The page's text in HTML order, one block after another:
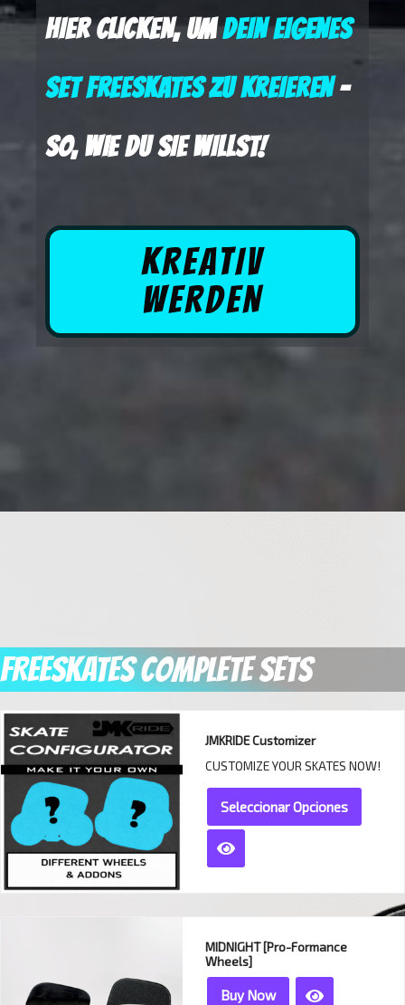
HIER CLICKEN, UMDEIN EIGENES
SET FREESKATES ZU KREIEREN–
SO, WIE DU SIE WILLST!
KREATIV
WERDEN
FREESKATES COMPLETE SETS
JMKRIDE Customizer
CUSTOMIZE YOUR SKATES NOW!
Seleccionar Opciones
MIDNIGHT [Pro-Formance
Wheels]
Buy Now